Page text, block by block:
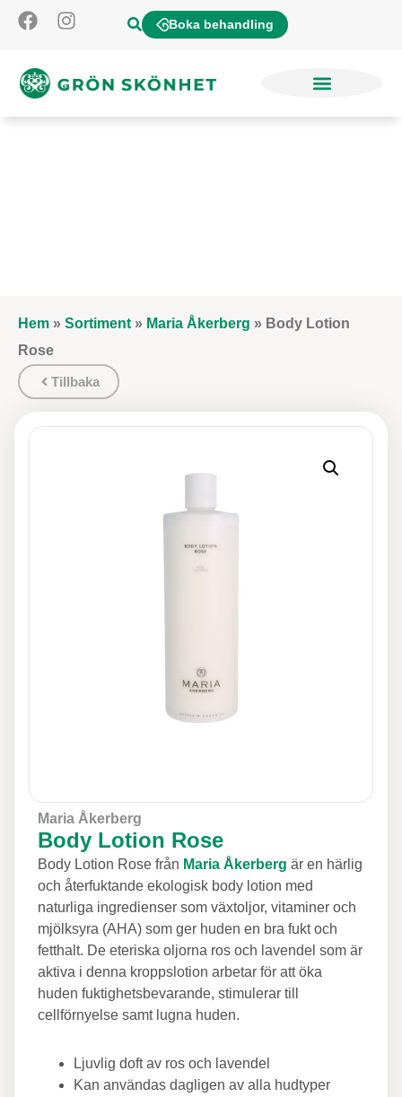
Boka behandling
Tillbaka
Hem » Sortiment » Maria Åkerberg » Body Lotion
Rose
Maria Åkerberg
Body Lotion Rose
Body Lotion Rose från Maria Åkerberg är en härlig
och återfuktande ekologisk body lotion med
naturliga ingredienser som växtoljor, vitaminer och
mjölksyra (AHA) som ger huden en bra fukt och
fetthalt. De eteriska oljorna ros och lavendel som är
aktiva i denna kroppslotion arbetar för att öka
huden fuktighetsbevarande, stimulerar till
cellförnyelse samt lugna huden.
Ljuvlig doft av ros och lavendel
Kan användas dagligen av alla hudtyper